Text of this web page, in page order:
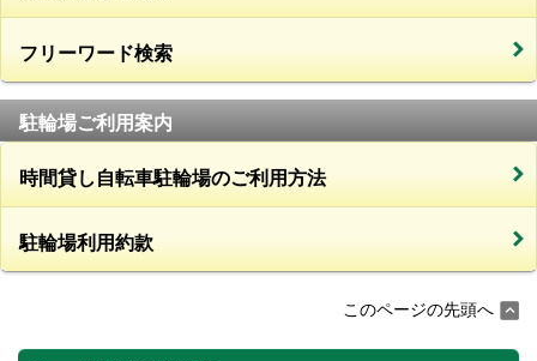
フリーワード検索
駐輪場ご利用案内
時間貸し自転車駐輪場のご利用方法
駐輪場利用約款
このページの先頭へ